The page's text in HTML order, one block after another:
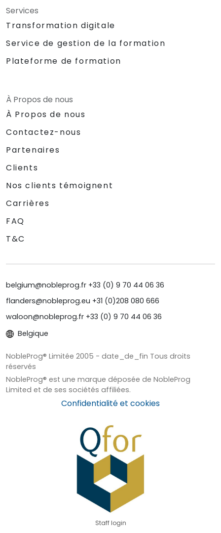
Services
Transformation digitale
Service de gestion de la formation
Plateforme de formation
À Propos de nous
À Propos de nous
Contactez-nous
Partenaires
Clients
Nos clients témoignent
Carrières
FAQ
T&C
belgium@nobleprog.fr +33 (0) 9 70 44 06 36
flanders@nobleprog.eu +31 (0)208 080 666
waloon@nobleprog.fr +33 (0) 9 70 44 06 36
Belgique
NobleProg® Limitée 2005 - date_de_fin Tous droits
réservés
NobleProg® est une marque déposée de NobleProg
Limited et de ses sociétés affiliées.
Confidentialité et cookies
Staff login